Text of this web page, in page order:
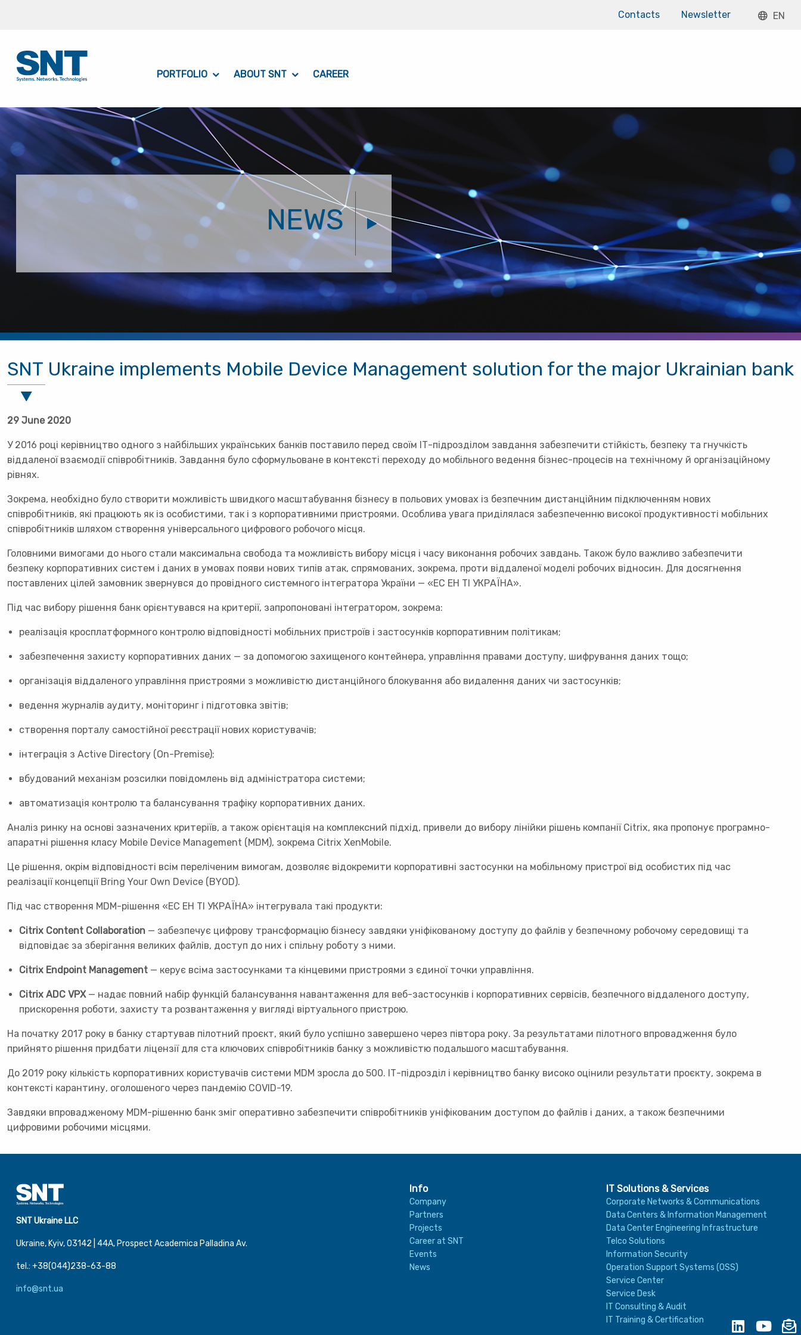
Contacts Newsletter EN
PORTFOLIO ABOUT SNT CAREER
NEWS
SNT Ukraine implements Mobile Device Management solution for the major Ukrainian bank
29 June 2020
У 2016 році керівництво одного з найбільших українських банків поставило перед своїм ІТ-підрозділом завдання забезпечити стійкість, безпеку та гнучкість
віддаленої взаємодії співробітників. Завдання було сформульоване в контексті переходу до мобільного ведення бізнес-процесів на технічному й організаційному
рівнях.
Зокрема, необхідно було створити можливість швидкого масштабування бізнесу в польових умовах із безпечним дистанційним підключенням нових
співробітників, які працюють як із особистими, так і з корпоративними пристроями. Особлива увага приділялася забезпеченню високої продуктивності мобільних
співробітників шляхом створення універсального цифрового робочого місця.
Головними вимогами до нього стали максимальна свобода та можливість вибору місця і часу виконання робочих завдань. Також було важливо забезпечити
безпеку корпоративних систем і даних в умовах появи нових типів атак, спрямованих, зокрема, проти віддаленої моделі робочих відносин. Для досягнення
поставлених цілей замовник звернувся до провідного системного інтегратора України — «ЕС ЕН ТІ УКРАЇНА».
Під час вибору рішення банк орієнтувався на критерії, запропоновані інтегратором, зокрема:
реалізація кросплатформного контролю відповідності мобільних пристроїв і застосунків корпоративним політикам;
забезпечення захисту корпоративних даних — за допомогою захищеного контейнера, управління правами доступу, шифрування даних тощо;
організація віддаленого управління пристроями з можливістю дистанційного блокування або видалення даних чи застосунків;
ведення журналів аудиту, моніторинг і підготовка звітів;
створення порталу самостійної реєстрації нових користувачів;
інтеграція з Active Directory (On-Premise);
вбудований механізм розсилки повідомлень від адміністратора системи;
автоматизація контролю та балансування трафіку корпоративних даних.
Аналіз ринку на основі зазначених критеріїв, а також орієнтація на комплексний підхід, привели до вибору лінійки рішень компанії Citrix, яка пропонує програмно-
апаратні рішення класу Mobile Device Management (MDM), зокрема Citrix XenMobile.
Це рішення, окрім відповідності всім переліченим вимогам, дозволяє відокремити корпоративні застосунки на мобільному пристрої від особистих під час
реалізації концепції Bring Your Own Device (BYOD).
Під час створення MDM-рішення «ЕС ЕН ТІ УКРАЇНА» інтегрувала такі продукти:
Citrix Content Collaboration — забезпечує цифрову трансформацію бізнесу завдяки уніфікованому доступу до файлів у безпечному робочому середовищі та
відповідає за зберігання великих файлів, доступ до них і спільну роботу з ними.
Citrix Endpoint Management — керує всіма застосунками та кінцевими пристроями з єдиної точки управління.
Citrix ADC VPX— надає повний набір функцій балансування навантаження для веб-застосунків і корпоративних сервісів, безпечного віддаленого доступу,
прискорення роботи, захисту та розвантаження у вигляді віртуального пристрою.
На початку 2017 року в банку стартував пілотний проєкт, який було успішно завершено через півтора року. За результатами пілотного впровадження було
прийнято рішення придбати ліцензії для ста ключових співробітників банку з можливістю подальшого масштабування.
До 2019 року кількість корпоративних користувачів системи MDM зросла до 500. ІТ-підрозділ і керівництво банку високо оцінили результати проєкту, зокрема в
контексті карантину, оголошеного через пандемію COVID-19.
Завдяки впровадженому MDM-рішенню банк зміг оперативно забезпечити співробітників уніфікованим доступом до файлів і даних, а також безпечними
цифровими робочими місцями.
SNT Ukraine LLC
Ukraine, Kyiv, 03142 | 44А, Prospect Academica Palladina Av.
tel.: +38(044)238-63-88
info@snt.ua
Info
Company
Partners
Projects
Career at SNT
Events
News
IT Solutions & Services
Corporate Networks & Communications
Data Centers & Information Management
Data Center Engineering Infrastructure
Telco Solutions
Information Security
Operation Support Systems (OSS)
Service Center
Service Desk
IT Consulting & Audit
IT Training & Certification